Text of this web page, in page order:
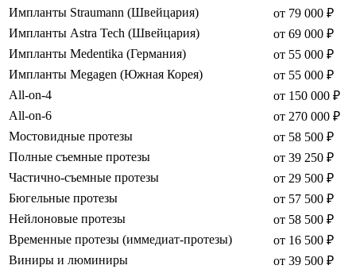
Импланты Straumann (Швейцария)
от 79 000 ₽
Импланты Astra Tech (Швейцария)
от 69 000 ₽
Импланты Medentika (Германия)
от 55 000 ₽
Импланты Megagen (Южная Корея)
от 55 000 ₽
All-on-4
от 150 000 ₽
All-on-6
от 270 000 ₽
Мостовидные протезы
от 58 500 ₽
Полные съемные протезы
от 39 250 ₽
Частично-съемные протезы
от 29 500 ₽
Бюгельные протезы
от 57 500 ₽
Нейлоновые протезы
от 58 500 ₽
Временные протезы (иммедиат-протезы)
от 16 500 ₽
Виниры и люминиры
от 39 500 ₽